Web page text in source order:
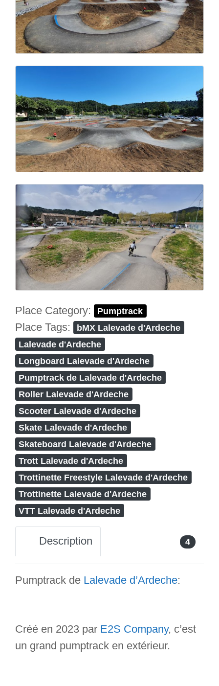
Place Category: Pumptrack
Place Tags:
bMX Lalevade d'Ardeche
Lalevade d'Ardeche
Longboard Lalevade d'Ardeche
Pumptrack de Lalevade d'Ardeche
Roller Lalevade d'Ardeche
Scooter Lalevade d'Ardeche
Skate Lalevade d'Ardeche
Skateboard Lalevade d'Ardeche
Trott Lalevade d'Ardeche
Trottinette Freestyle Lalevade d'Ardeche
Trottinette Lalevade d'Ardeche
VTT Lalevade d'Ardeche
Description 4
Pumptrack de Lalevade d’Ardeche:
Créé en 2023 par E2S Company, c’est
un grand pumptrack en extérieur.